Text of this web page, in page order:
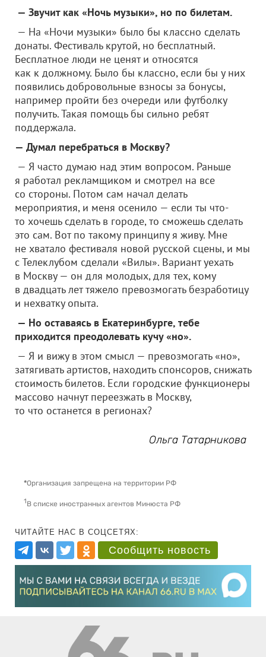
— Звучит как «Ночь музыки», но по билетам.
— На «Ночи музыки» было бы классно сделать
донаты. Фестиваль крутой, но бесплатный.
Бесплатное люди не ценят и относятся
как к должному. Было бы классно, если бы у них
появились добровольные взносы за бонусы,
например пройти без очереди или футболку
получить. Такая помощь бы сильно ребят
поддержала.
— Думал перебраться в Москву?
— Я часто думаю над этим вопросом. Раньше
я работал рекламщиком и смотрел на все
со стороны. Потом сам начал делать
мероприятия, и меня осенило — если ты что-
то хочешь сделать в городе, то сможешь сделать
это сам. Вот по такому принципу я живу. Мне
не хватало фестиваля новой русской сцены, и мы
с Телеклубом сделали «Вилы». Вариант уехать
в Москву — он для молодых, для тех, кому
в двадцать лет тяжело превозмогать безработицу
и нехватку опыта.
— Но оставаясь в Екатеринбурге, тебе
приходится преодолевать кучу «но».
— Я и вижу в этом смысл — превозмогать «но»,
затягивать артистов, находить спонсоров, снижать
стоимость билетов. Если городские функционеры
массово начнут переезжать в Москву,
то что останется в регионах?
Ольга Татарникова
*Организация запрещена на территории РФ
1В списке иностранных агентов Минюста РФ
ЧИТАЙТЕ НАС В СОЦСЕТЯХ:
Сообщить новость